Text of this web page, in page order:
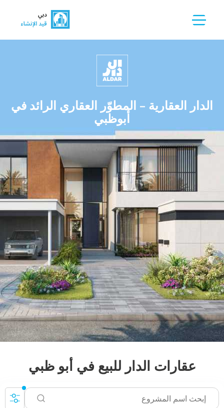
الدار العقارية – المطوّر العقاري الرائد في
أبوظبي
عقارات الدار للبيع في أبو ظبي